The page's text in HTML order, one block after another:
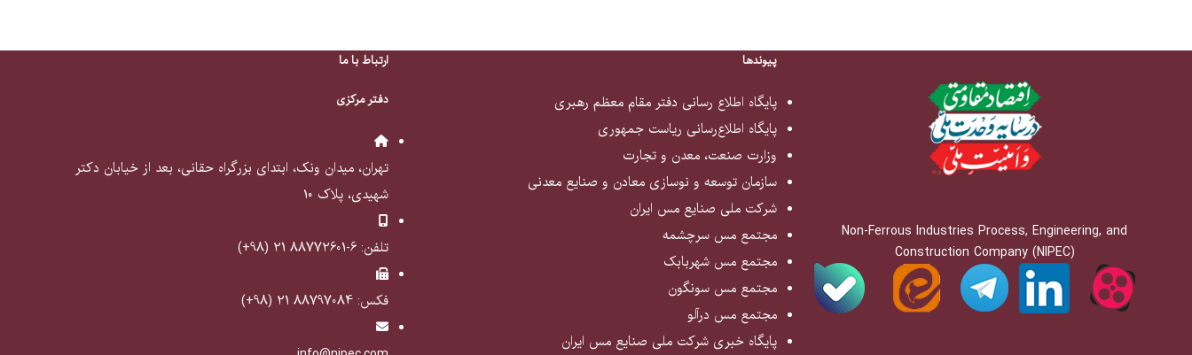
Non-Ferrous Industries Process, Engineering, and
Construction Company (NIPEC)
پیوندها
پایگاه اطلاع رسانی دفتر مقام معظم رهبری
پایگاه اطلاع‌رسانی ریاست جمهوری
وزارت صنعت، معدن و تجارت
سازمان توسعه و نوسازی معادن و صنایع معدنی
شرکت ملی صنایع مس ایران
مجتمع مس سرچشمه
مجتمع مس شهربابک
مجتمع مس سونگون
مجتمع مس درآلو
پایگاه خبری شرکت ملی صنایع مس ایران
ارتباط با ما
دفتر مرکزی
تهران، میدان ونک، ابتدای بزرگراه حقانی، بعد از خیابان دکتر
شهیدی، پلاک ۱۰
تلفن: 6-88772601 21 (98+)
فکس: 88797084 21 (98+)